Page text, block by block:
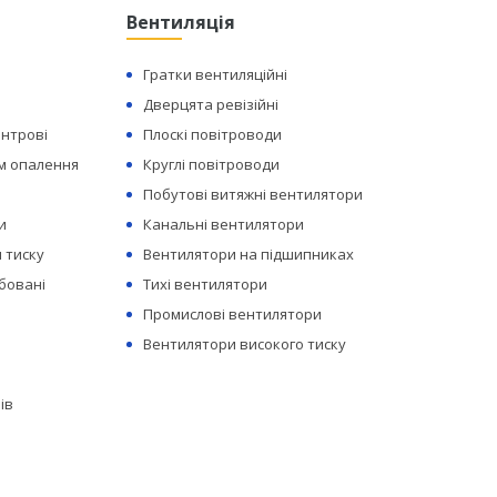
опалення
Вентиляція
Гратки вентиляційні
Дверцята ревізійні
Плоскі повітроводи
Круглі повітроводи
Побутові витяжні вентилятори
Канальні вентилятори
Вентилятори на підшипниках
Тихі вентилятори
Промислові вентилятори
Вентилятори високого тиску